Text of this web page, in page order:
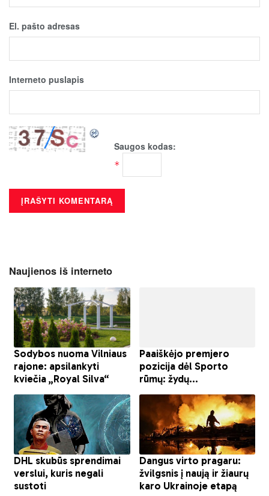
El. pašto adresas
Interneto puslapis
Saugos kodas:
*
Naujienos iš interneto